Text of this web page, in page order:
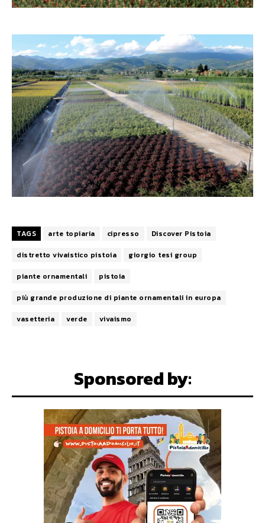
TAGS arte topiaria cipresso
Discover Pistoia
distretto vivaistico pistoia
giorgio tesi group
piante ornamentali
pistoia
più grande produzione di piante ornamentali in europa
vasetteria
verde vivaismo
Sponsored by: